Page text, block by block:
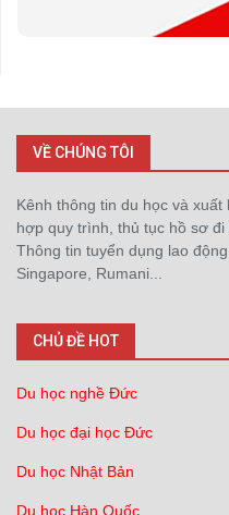
VỀ CHÚNG TÔI
Kênh thông tin du học và
hợp quy trình, thủ tục hồ sơ đi
Thông tin tuyển dụng lao
Singapore, Rumani...
CHỦ ĐỀ HOT
Du học nghề Đức
Du học đại học Đức
Du học Nhật Bản
Du học Hàn Quốc